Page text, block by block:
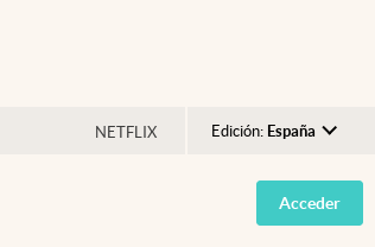
NETFLIX Edición: España
Argentina
España
Acceder